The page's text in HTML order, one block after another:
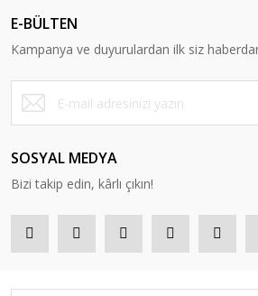
E-BÜLTEN
Kampanya ve duyurulardan ilk siz
SOSYAL MEDYA
Bizi takip edin, kârlı çıkın!